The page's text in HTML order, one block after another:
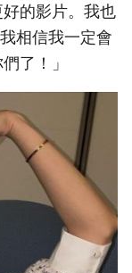
的影片。我也
相信我一定會
了！」